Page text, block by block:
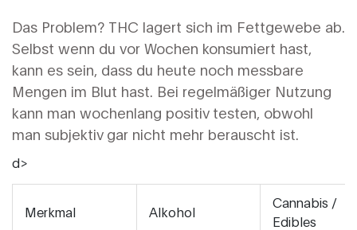
Das Problem? THC lagert sich im Fettgewebe ab.
Selbst wenn du vor Wochen konsumiert hast,
kann es sein, dass du heute noch messbare
Mengen im Blut hast. Bei regelmäßiger Nutzung
kann man wochenlang positiv testen, obwohl
man subjektiv gar nicht mehr berauscht ist.
d>
Merkmal Alkohol
Cannabis /
Edibles